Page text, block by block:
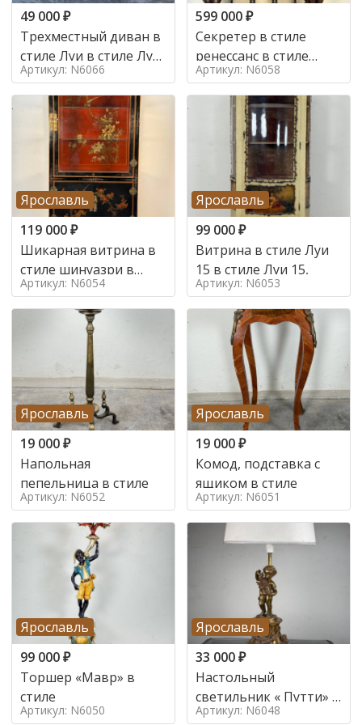
49 000₽
Трехместный диван в
стиле Луи в стиле Луи
16,
Артикул: N6066
599 000₽
Секретер в стиле
ренессанс в стиле
ренессанс, 19 век
Артикул: N6058
Ярославль
119 000₽
Шикарная витрина в
стиле шинуазри в
стиле шинуазри,
Артикул: N6054
Ярославль
99 000₽
Витрина в стиле Луи
15 в стиле Луи 15,
Артикул: N6053
Ярославль
19 000₽
Напольная
пепельница в стиле
Артикул: N6052
Ярославль
19 000₽
Комод, подставка с
ящиком в стиле
Артикул: N6051
Ярославль
99 000₽
Торшер «Мавр» в
стиле
Артикул: N6050
Ярославль
33 000₽
Настольный
светильник « Путти» в
стиле
Артикул: N6048